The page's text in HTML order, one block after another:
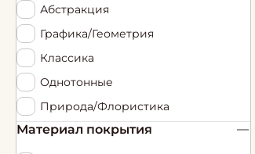
Фарелли (ROSP 4)
Абстракция
Графика/Геометрия
Классика
Однотонные
Природа/Флористика
Материал покрытия